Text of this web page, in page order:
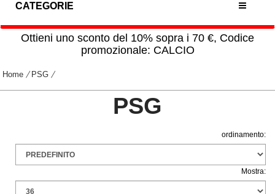
CATEGORIE
Ottieni uno sconto del 10% sopra i 70 €, Codice
promozionale: CALCIO
Home PSG
PSG
ordinamento:
Mostra: